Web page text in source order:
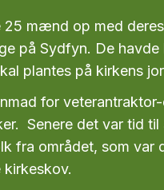
25 mænd op med
på Sydfyn. De havde
plantes på kirkens
for
Senere det var tid til
fra området, som var
kirkeskov.